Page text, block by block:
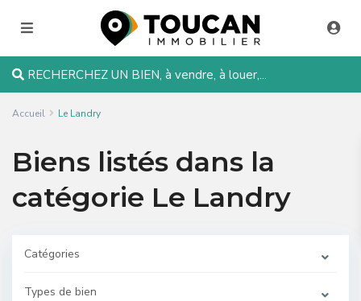
RECHERCHEZ UN BIEN, à vendre, à louer,...
Accueil Le Landry
Biens listés dans la
catégorie Le Landry
Catégories
Types de bien